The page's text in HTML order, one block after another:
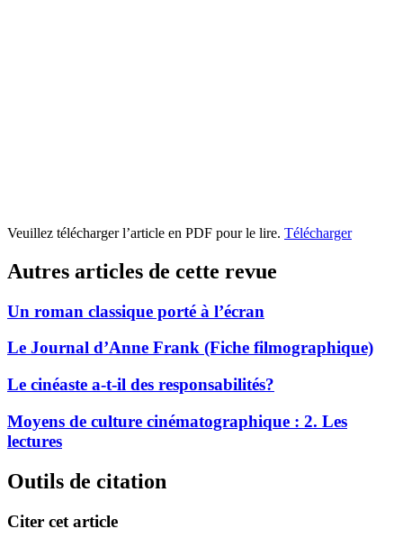
Veuillez télécharger l’article en PDF pour le lire. Télécharger
Autres articles de cette revue
Un roman classique porté à l’écran
Le Journal d’Anne Frank (Fiche filmographique)
Le cinéaste a-t-il des responsabilités?
Moyens de culture cinématographique : 2. Les
lectures
Outils de citation
Citer cet article